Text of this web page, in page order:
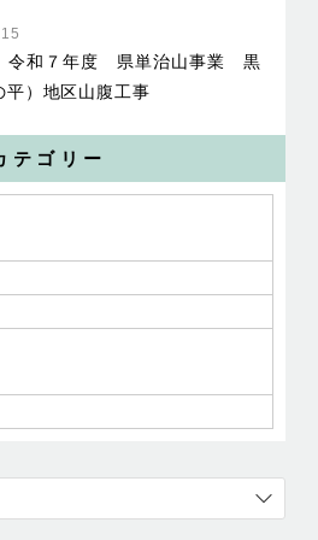
和７年度 県単治山事業 黒
平）地区山腹工事
テゴリー